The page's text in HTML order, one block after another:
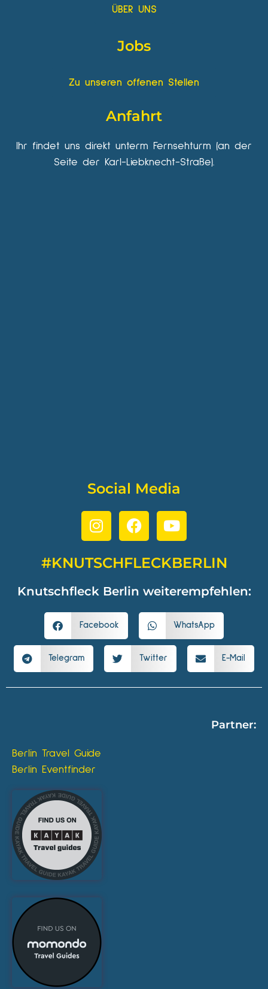
ÜBER UNS
Jobs
Zu unseren offenen Stellen
Anfahrt
Ihr findet uns direkt unterm Fernsehturm (an der
Seite der Karl-Liebknecht-Straße).
Social Media
#KNUTSCHFLECKBERLIN
Knutschfleck Berlin weiterempfehlen:
Facebook WhatsApp
Telegram Twitter E-Mail
Partner:
Berlin Travel Guide
Berlin Eventfinder